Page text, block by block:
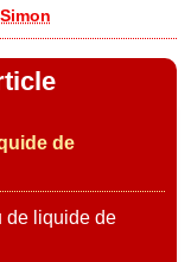
de
de liquide de